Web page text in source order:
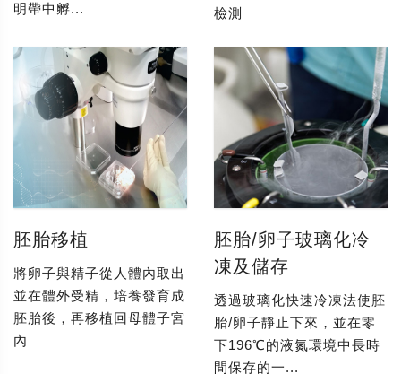
明帶中孵...
檢測
胚胎移植
將卵子與精子從人體內取出
並在體外受精，培養發育成
胚胎後，再移植回母體子宮
內
胚胎/卵子玻璃化冷
凍及儲存
透過玻璃化快速冷凍法使胚
胎/卵子靜止下來，並在零
下196℃的液氮環境中長時
間保存的一...